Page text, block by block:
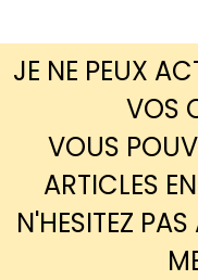
JE NE PEUX
VOS
VOUS
ARTICLES
N'HESITEZ